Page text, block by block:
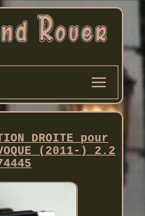
DROITE pour
(2011-) 2.2